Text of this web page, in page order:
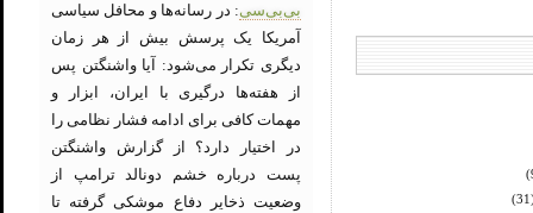
بی‌بی‌سی: در رسانه‌ها و محافل سیاسی
آمریکا یک پرسش بیش از هر زمان
دیگری تکرار می‌شود: آیا واشنگتن پس
از هفته‌ها درگیری با ایران، ابزار و
مهمات کافی برای ادامه فشار نظامی را
در اختیار دارد؟ از گزارش واشنگتن
پست درباره خشم دونالد ترامپ از
وضعیت ذخایر دفاع موشکی گرفته تا